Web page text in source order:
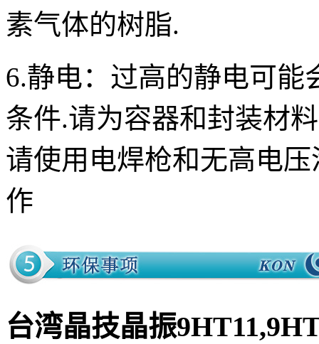
素气体的树脂.
6.静电： 过高的静电可能
条件.请为容器和封装材
请使用电焊枪和无高电
作
台湾晶技晶振